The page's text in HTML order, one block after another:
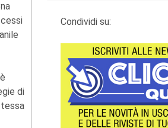
di
Condividi su: